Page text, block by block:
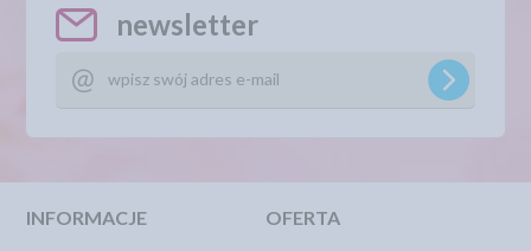
newsletter
INFORMACJE OFERTA